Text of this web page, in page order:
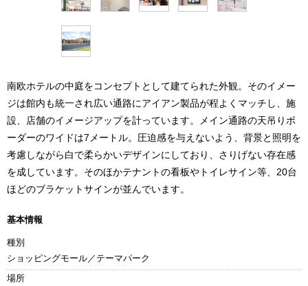
南欧ホテルの中庭をコンセプトとして建てられた外観。そのイメー
ジは館内も統一され広い通路にアイアン製品が程よくマッチし、施
設、店舗のイメージアップを計っています。メイン通路の天吊りボ
ーダーのワイドは7メートル。圧迫感を与えないよう、背景と照明を
考慮しながら白で柔らかいデザインにしており、さりげない存在感
を成しています。そのほかテナントの看板やトイレサイン等、20台
ほどのブラケットサインが並んでいます。
基本情報
種別
ショッピングモール／テーマパーク
場所